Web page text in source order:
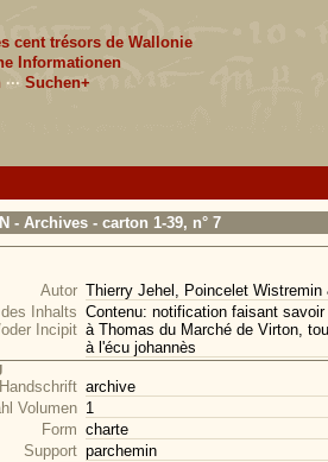
cent trésors de Wallonie
Informationen
··· Suchen+
- Archives - carton 1-39, n° 7
Autor Thierry Jehel, Poincelet
Inhalts
Incipit
Contenu: notification faisant
à Thomas du Marché de Virton,
à l'écu johannès
archive
Volumen 1
Form charte
Support parchemin